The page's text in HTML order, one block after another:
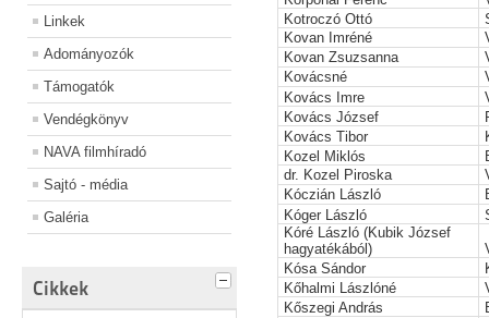
Linkek
Adományozók
Támogatók
Vendégkönyv
NAVA filmhíradó
Sajtó - média
Galéria
Cikkek
Kotroczó Ottó
Kovan Imréné
Kovan Zsuzsanna
Kovácsné
Kovács Imre
Kovács József
Kovács Tibor
Kozel Miklós
dr. Kozel Piroska
Kóczián László
Kóger László
Kóré László (Kubik József
hagyatékából)
Kósa Sándor
Kőhalmi Lászlóné
Kőszegi András